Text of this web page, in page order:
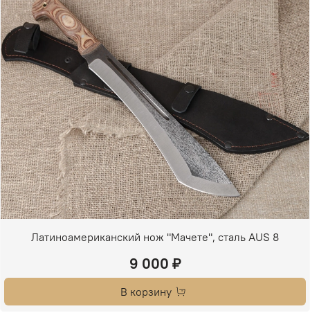
Латиноамериканский нож "Мачете", сталь AUS 8
9 000 ₽
В корзину